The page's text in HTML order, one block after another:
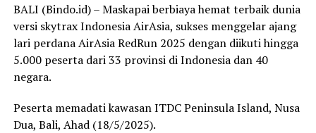
BALI (Bindo.id) – Maskapai berbiaya hemat terbaik dunia
versi skytrax Indonesia AirAsia, sukses menggelar ajang
lari perdana AirAsia RedRun 2025 dengan diikuti hingga
5.000 peserta dari 33 provinsi di Indonesia dan 40
negara.
Peserta memadati kawasan ITDC Peninsula Island, Nusa
Dua, Bali, Ahad (18/5/2025).